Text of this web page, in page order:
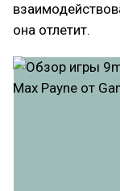
она отлетит.